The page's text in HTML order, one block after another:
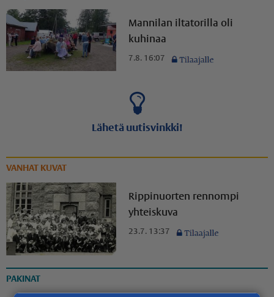
Mannilan iltatorilla oli
kuhinaa
7.8. 16:07
Lähetä uutisvinkki!
VANHAT KUVAT
Rippinuorten rennompi
yhteiskuva
23.7. 13:37
PAKINAT